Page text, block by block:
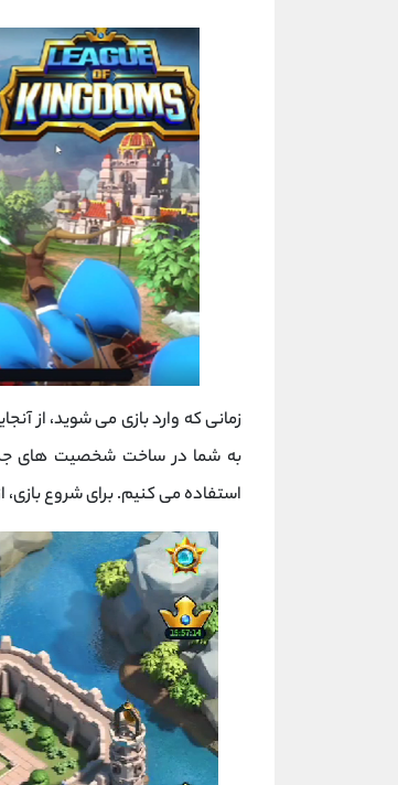
زمانی که وارد بازی می شوید، از
به شما در ساخت شخصیت های
استفاده می کنیم. برای شروع بازی،